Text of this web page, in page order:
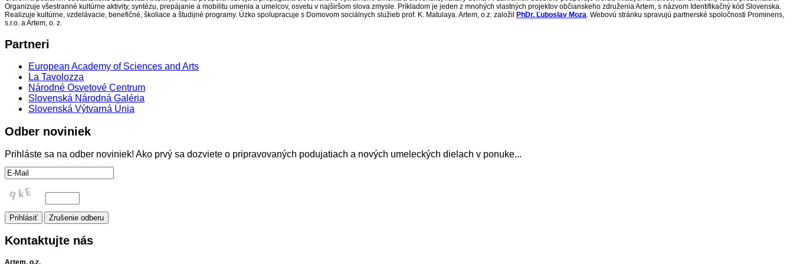
Organizuje všestranné kultúrne aktivity, syntézu, prepájanie a mobilitu umenia a umelcov, osvetu v najširšom slova zmysle. Príkladom je jeden z mnohých vlastných projektov občianskeho združenia Artem, s názvom Identifikačný kód Slovenska.
Realizuje kultúrne, vzdelávacie, benefičné, školiace a študijné programy. Úzko spolupracuje s Domovom sociálnych služieb prof. K. Matulaya. Artem, o.z. založil
PhDr. Ľuboslav Moza. Webovú stránku spravujú partnerské spoločnosti Prominens,
s.r.o. a Artem, o. z.
Partneri
European Academy of Sciences and Arts
La Tavolozza
Národné Osvetové Centrum
Slovenská Národná Galéria
Slovenská Výtvarná Únia
Odber noviniek
Prihláste sa na odber noviniek! Ako prvý sa dozviete o pripravovaných podujatiach a nových umeleckých dielach v ponuke...
Kontaktujte nás
Artem, o.z.